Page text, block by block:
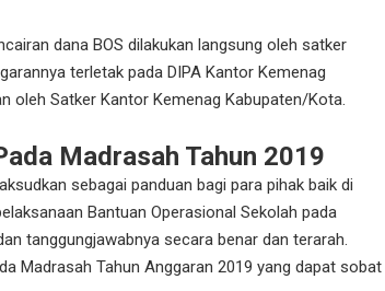
dana BOS dilakukan langsung oleh satker
terletak pada DIPA Kantor Kemenag
oleh Satker Kantor Kemenag Kabupaten/Kota.
Madrasah Tahun 2019
sebagai panduan bagi para pihak baik di
Bantuan Operasional Sekolah pada
tanggungjawabnya secara benar dan terarah.
Madrasah Tahun Anggaran 2019 yang dapat sobat